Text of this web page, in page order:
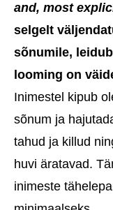
and, most
selgelt
sõnumile,
looming on
Inimestel kipub
sõnum ja
tahud ja killud
huvi äratavad.
inimeste